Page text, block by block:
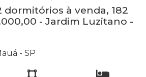
dormitórios à venda, 182
- Jardim Luzitano -
- SP